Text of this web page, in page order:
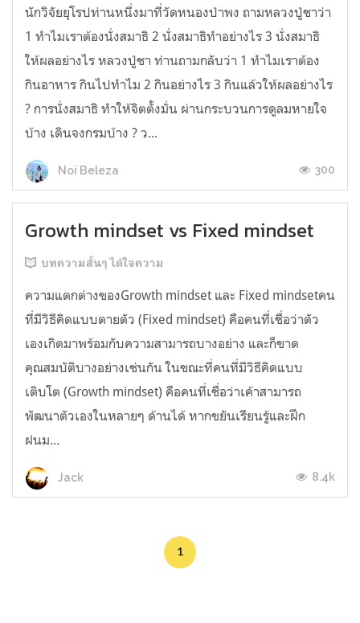
นักวิจัยยุโรปท่านหนี่งมาที่วัดหนองป่าพง ถามหลวงปู่ชาว่า
1 ทำไมเราต้องนั่งสมาธิ 2 นั่งสมาธิทำอย่างไร 3 นั่งสมาธิ
ให้ผลอย่างไร หลวงปู่ชา ท่านถามกลับว่า 1 ทำไมเราต้อง
กินอาหาร กินไปทำไม 2 กินอย่างไร 3 กินแล้วให้ผลอย่างไร
? การนั่งสมาธิ ทำให้จิตตั้งมั่น ผ่านกระบวนการดูลมหายใจ
บ้าง เดินจงกรมบ้าง ? ว...
Noi Beleza 300
Growth mindset vs Fixed mindset
บทความสั้นๆ ได้ใจความ
ความแตกต่างของGrowth mindset และ Fixed mindsetคน
ที่มีวิธีคิดแบบตายตัว (Fixed mindset) คือคนที่เชื่อว่าตัว
เองเกิดมาพร้อมกับความสามารถบางอย่าง และก็ขาด
คุณสมบัติบางอย่างเช่นกัน ในขณะที่คนที่มีวิธีคิดแบบ
เติบโต (Growth mindset) คือคนที่เชื่อว่าเค้าสามารถ
พัฒนาตัวเองในหลายๆ ด้านได้ หากขยันเรียนรู้และฝึก
ฝนม...
Jack 8.4k
1